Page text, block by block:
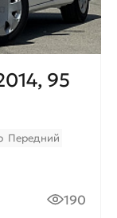
95
Передний
190